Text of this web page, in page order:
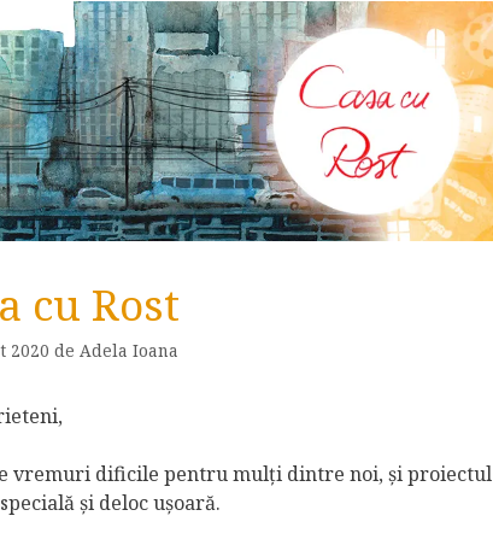
cu Rost
2020 de Adela Ioana
vremuri dificile pentru mulți dintre noi, și proiectul
și deloc ușoară.